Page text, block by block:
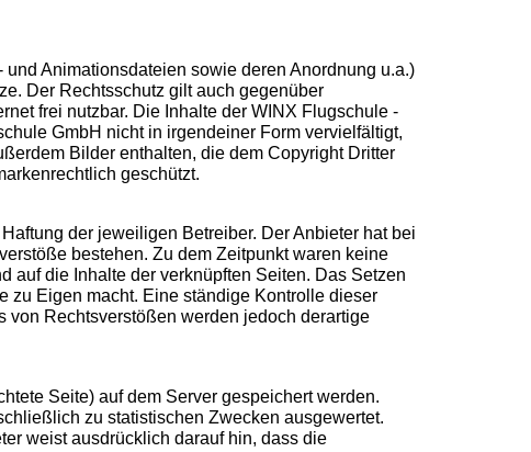
Animationsdateien sowie deren Anordnung u.a.)
Der Rechtsschutz gilt auch gegenüber
frei nutzbar. Die Inhalte der WINX Flugschule -
GmbH nicht in irgendeiner Form vervielfältigt,
Bilder enthalten, die dem Copyright Dritter
geschützt.
der jeweiligen Betreiber. Der Anbieter hat bei
bestehen. Zu dem Zeitpunkt waren keine
auf die Inhalte der verknüpften Seiten. Das Setzen
zu Eigen macht. Eine ständige Kontrolle dieser
von Rechtsverstößen werden jedoch derartige
Seite) auf dem Server gespeichert werden.
zu statistischen Zwecken ausgewertet.
weist ausdrücklich darauf hin, dass die